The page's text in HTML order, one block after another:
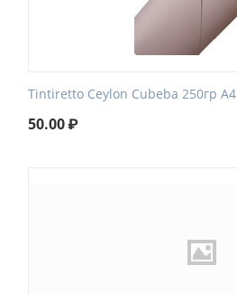
Tintiretto Ceylon Cubeba 250гр А4
50.00₽